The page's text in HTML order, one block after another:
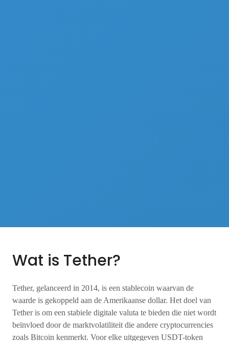
Wat is Tether?
Tether, gelanceerd in 2014, is een stablecoin waarvan de
waarde is gekoppeld aan de Amerikaanse dollar. Het doel van
Tether is om een stabiele digitale valuta te bieden die niet wordt
beïnvloed door de marktvolatiliteit die andere cryptocurrencies
zoals Bitcoin kenmerkt. Voor elke uitgegeven USDT-token